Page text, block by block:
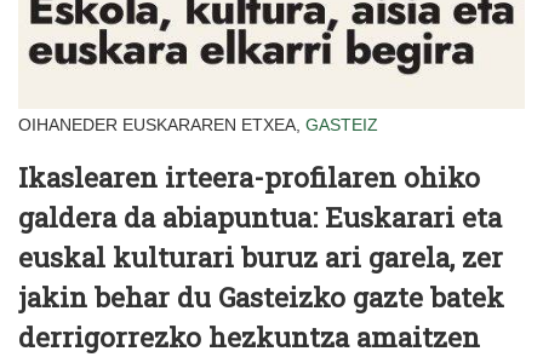
OIHANEDER EUSKARAREN ETXEA, GASTEIZ
Ikaslearen irteera-profilaren ohiko
galdera da abiapuntua: Euskarari eta
euskal kulturari buruz ari garela, zer
jakin behar du Gasteizko gazte batek
derrigorrezko hezkuntza amaitzen